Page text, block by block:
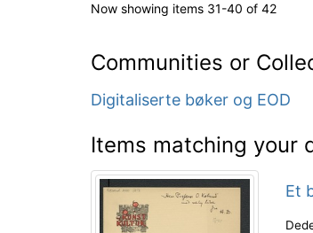
Now showing items 31-40 of 42
Communities or
Digitaliserte bøker og EOD
Items matching your
Et